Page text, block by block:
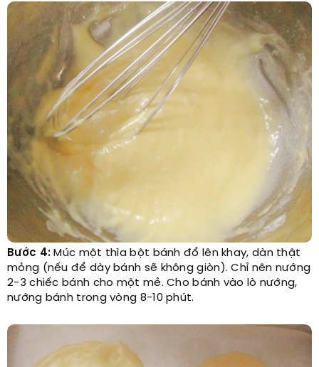
Bước 4:Múc một thìa bột bánh đổ lên khay, dàn thật
mỏng (nếu để dày bánh sẽ không giòn). Chỉ nên nướng
2-3 chiếc bánh cho một mẻ. Cho bánh vào lò nướng,
nướng bánh trong vòng 8-10 phút.